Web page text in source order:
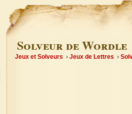
Solveur de Wordle
Jeux et Solveurs Jeux de Lettres